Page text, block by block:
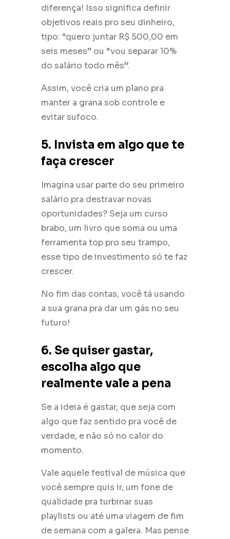
diferença! Isso significa definir
objetivos reais pro seu dinheiro,
tipo: “quero juntar R$ 500,00 em
seis meses” ou “vou separar 10%
do salário todo mês”.
Assim, você cria um plano pra
manter a grana sob controle e
evitar sufoco.
5. Invista em algo que te
faça crescer
Imagina usar parte do seu primeiro
salário pra destravar novas
oportunidades? Seja um curso
brabo, um livro que soma ou uma
ferramenta top pro seu trampo,
esse tipo de investimento só te faz
crescer.
No fim das contas, você tá usando
a sua grana pra dar um gás no seu
futuro!
6. Se quiser gastar,
escolha algo que
realmente vale a pena
Se a ideia é gastar, que seja com
algo que faz sentido pra você de
verdade, e não só no calor do
momento.
Vale aquele festival de música que
você sempre quis ir, um fone de
qualidade pra turbinar suas
playlists ou até uma viagem de fim
de semana com a galera. Mas pense